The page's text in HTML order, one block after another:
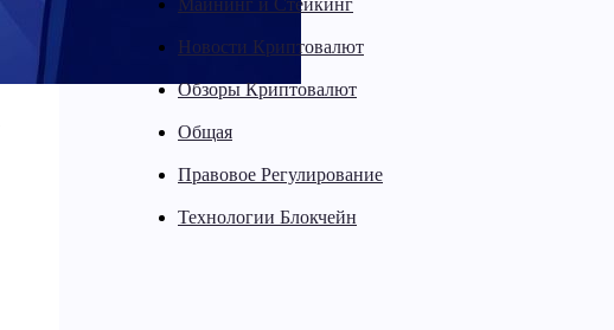
Майнинг и Стейкинг
Новости Криптовалют
Обзоры Криптовалют
Общая
Правовое Регулирование
Технологии Блокчейн